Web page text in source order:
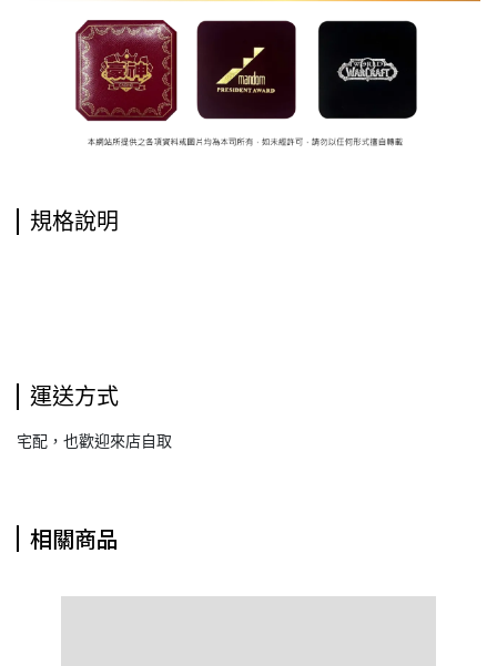
規格說明
運送方式
宅配，也歡迎來店自取
相關商品